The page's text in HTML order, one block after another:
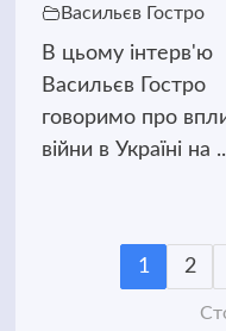
Васильєв Гостро
В цьому інтерв'ю
Васильєв Гостро
говоримо про
війни в Україні на
1 2